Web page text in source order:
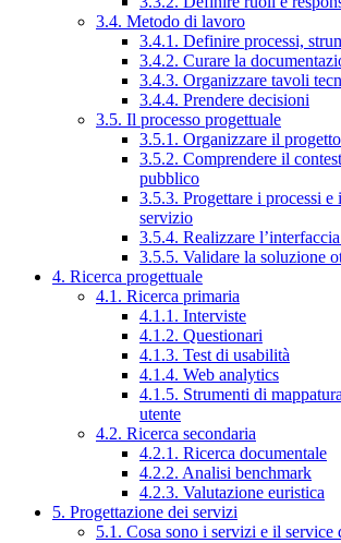
3.4. Metodo di lavoro
3.4.1. Definire processi,
3.4.2. Curare la
3.4.3. Organizzare tavoli
3.4.4. Prendere decisioni
3.5. Il processo progettuale
3.5.1. Organizzare il
3.5.2. Comprendere il
pubblico
3.5.3. Progettare i processi e i
servizio
3.5.4. Realizzare
3.5.5. Validare la soluzione
4. Ricerca progettuale
4.1. Ricerca primaria
4.1.1. Interviste
4.1.2. Questionari
4.1.3. Test di usabilità
4.1.4. Web analytics
4.1.5. Strumenti di
utente
4.2. Ricerca secondaria
4.2.1. Ricerca documentale
4.2.2. Analisi benchmark
4.2.3. Valutazione euristica
5. Progettazione dei servizi
5.1. Cosa sono i servizi e il service